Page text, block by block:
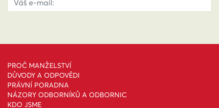
PROČ MANŽELSTVÍ
DŮVODY A ODPOVĚDI
PRÁVNÍ PORADNA
NÁZORY ODBORNÍKŮ A ODBORNIC
KDO JSME